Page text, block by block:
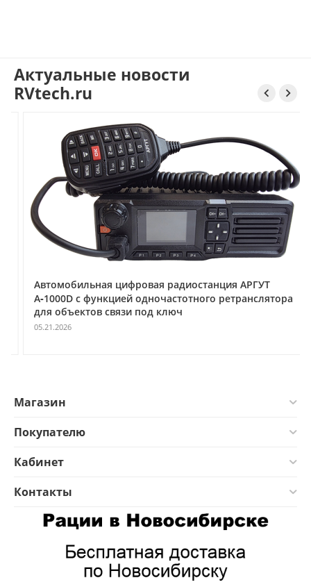
Актуальные новости
RVtech.ru
 
Автомобильная цифровая радиостанция АРГУТ
А‑1000D с функцией одночастотного ретранслятора
для объектов связи под ключ
05.21.2026
Магазин
Покупателю
Кабинет
Контакты